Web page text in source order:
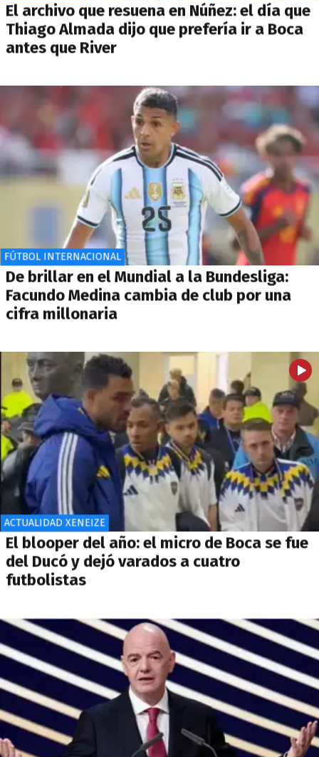
El archivo que resuena en Núñez: el día que
Thiago Almada dijo que prefería ir a Boca
antes que River
FÚTBOL INTERNACIONAL
De brillar en el Mundial a la Bundesliga:
Facundo Medina cambia de club por una
cifra millonaria
ACTUALIDAD XENEIZE
El blooper del año: el micro de Boca se fue
del Ducó y dejó varados a cuatro
futbolistas